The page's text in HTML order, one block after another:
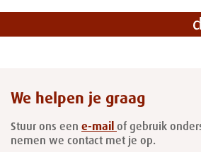
We helpen je graag
Stuur ons een e-mail of gebruik
nemen we contact met je op.